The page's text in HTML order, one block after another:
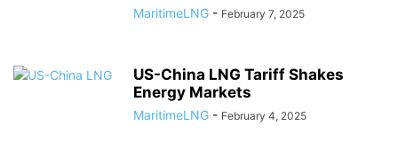
MaritimeLNG - February 7, 2025
US-China LNG Tariff Shakes
Energy Markets
MaritimeLNG - February 4, 2025